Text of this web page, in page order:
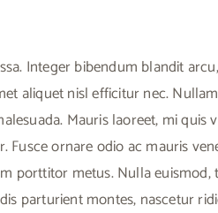
Integer bibendum blandit
aliquet nisl efficitur nec.
Mauris laoreet, mi
ornare odio ac mauris
porttitor metus. Nulla
parturient montes, nascetur